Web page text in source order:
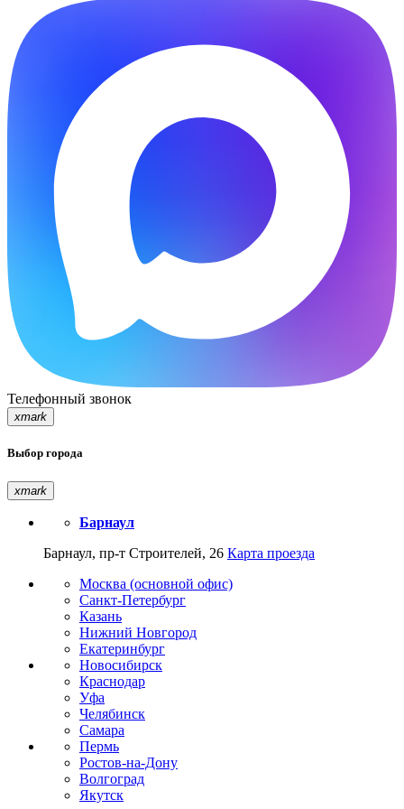
Телефонный звонок
xmark
Выбор города
xmark
Барнаул
Барнаул, пр-т Строителей, 26 Карта проезда
Москва (основной офис)
Санкт-Петербург
Казань
Нижний Новгород
Екатеринбург
Новосибирск
Краснодар
Уфа
Челябинск
Самара
Пермь
Ростов-на-Дону
Волгоград
Якутск